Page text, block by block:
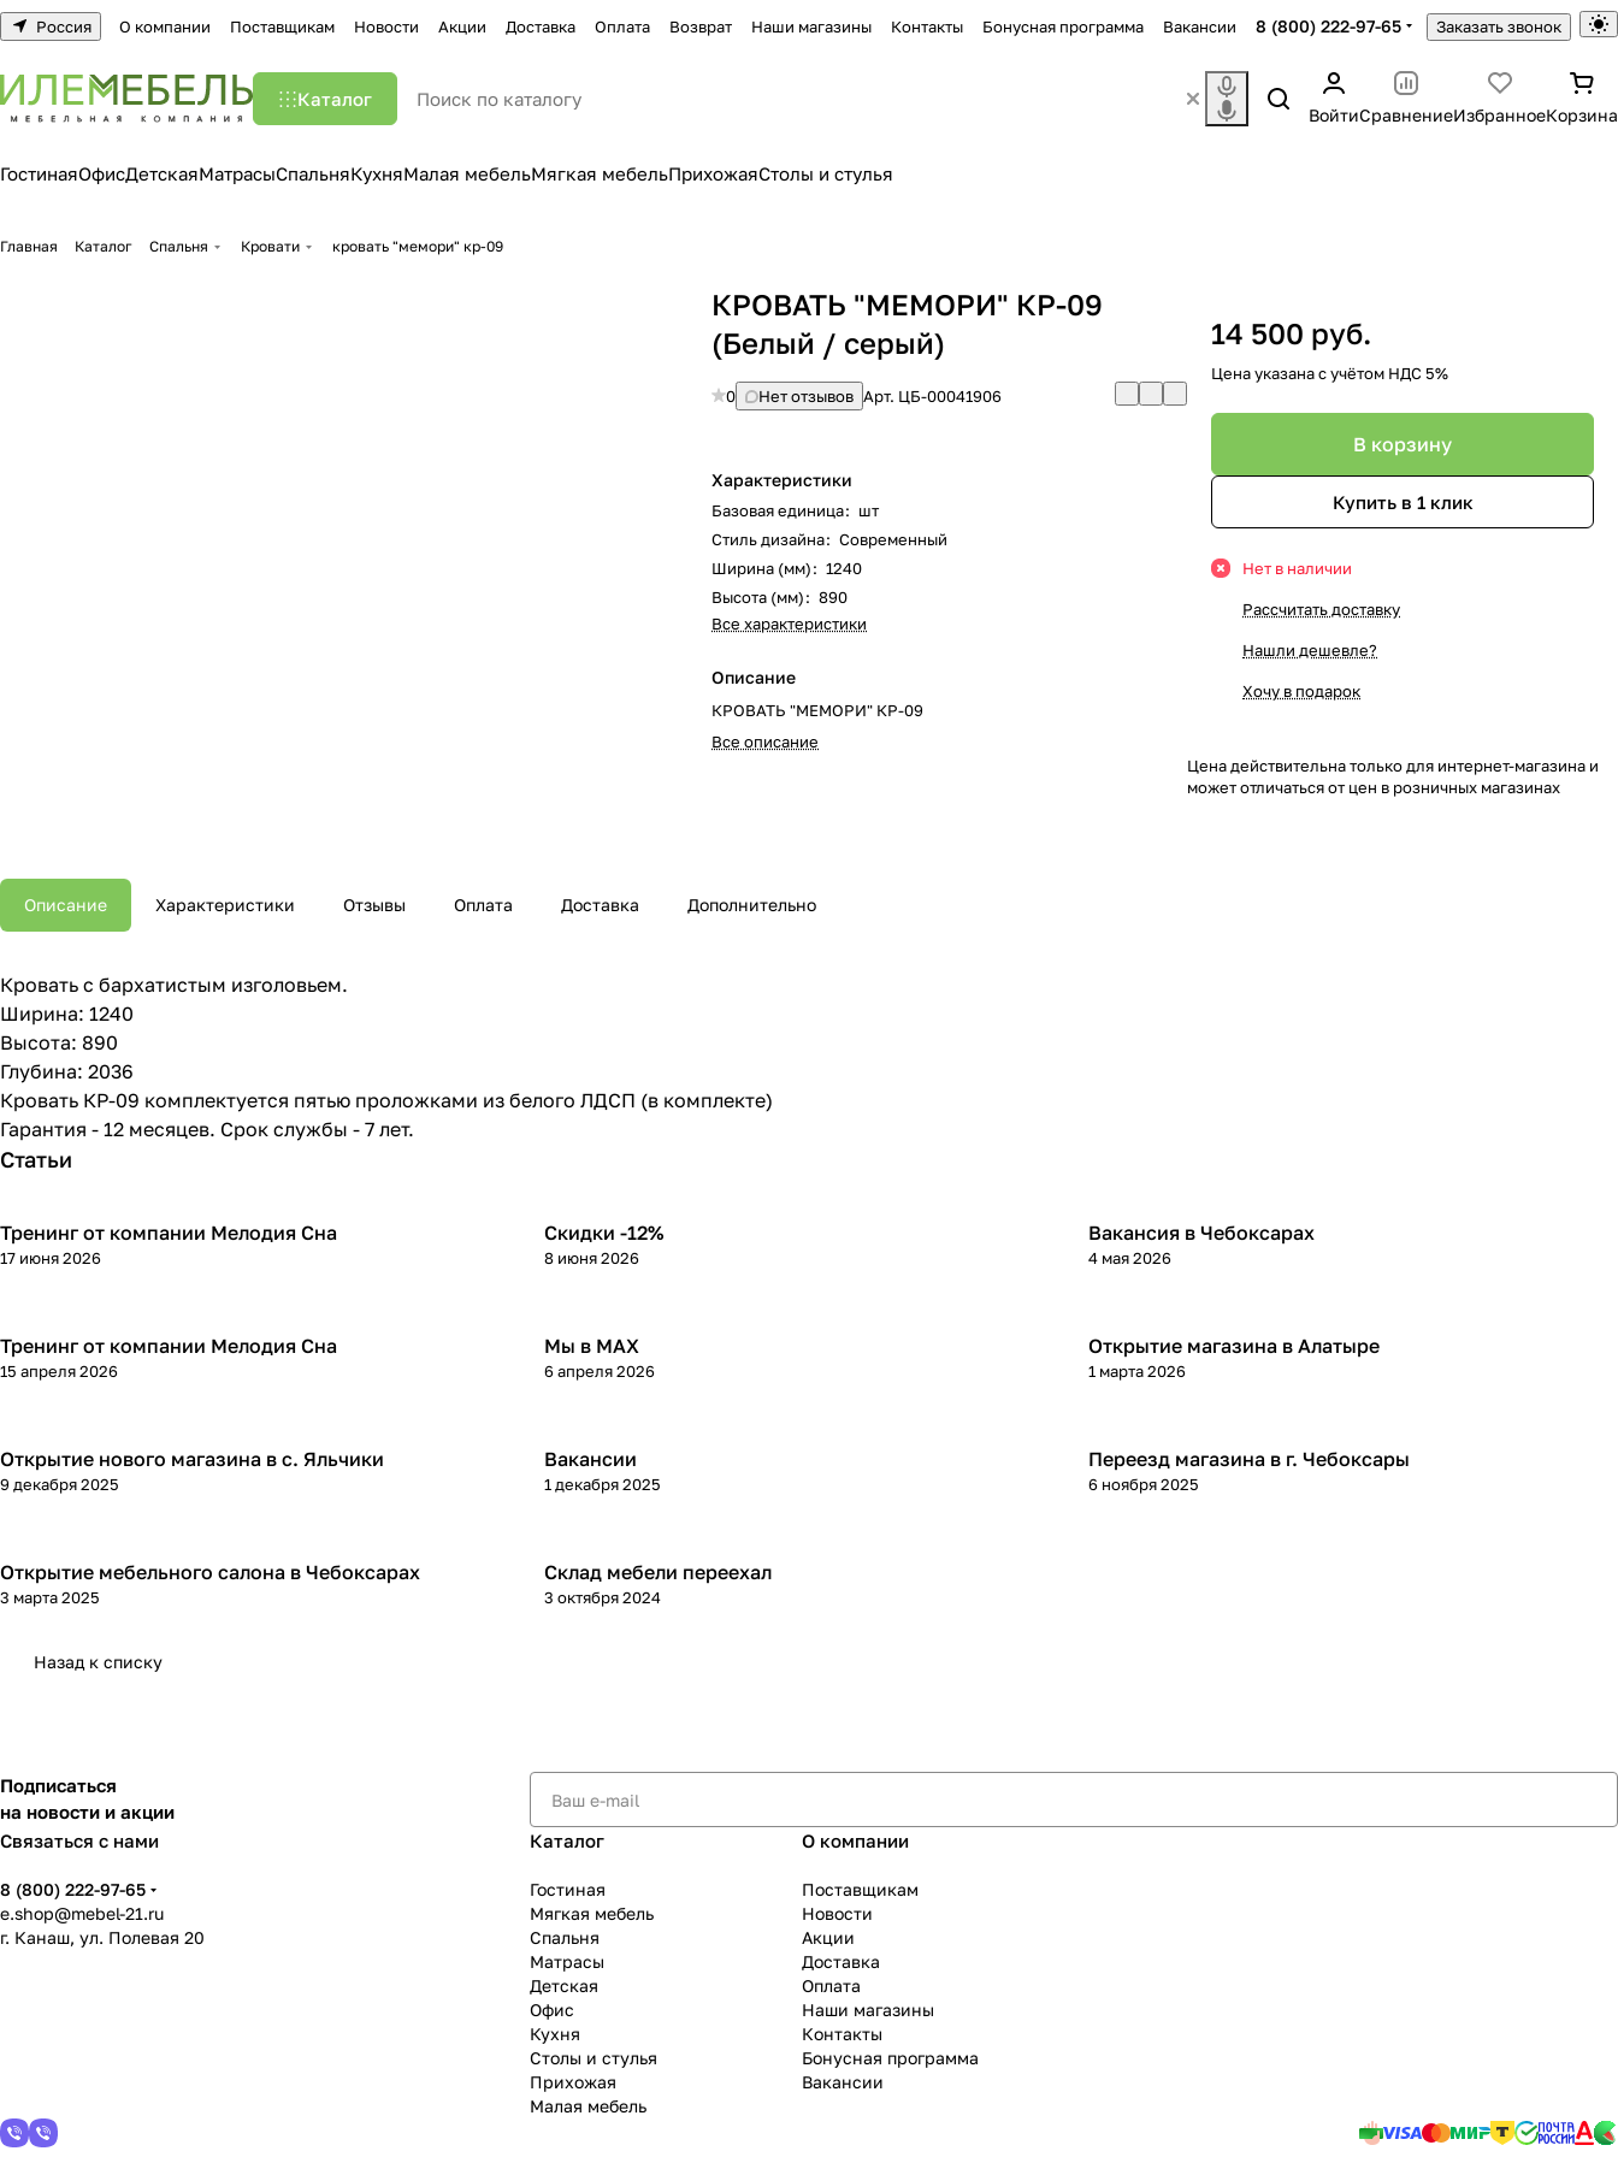
Россия О компании Поставщикам Новости Акции Доставка Оплата Возврат Наши магазины Контакты Бонусная программа Вакансии 8 (800) 222-97-65 Заказать звонок
Каталог
ВойтиСравнениеИзбранноеКорзина
ГостинаяОфисДетскаяМатрасыСпальняКухняМалая мебельМягкая мебельПрихожаяСтолы и стулья
Главная Каталог Спальня Кровати кровать "мемори" кр-09
КРОВАТЬ "МЕМОРИ" КР-09
(Белый / серый)
0 Нет отзывов Арт. ЦБ-00041906
Характеристики
Базовая единица: шт
Стиль дизайна: Современный
Ширина (мм): 1240
Высота (мм): 890
Все характеристики
Описание
КРОВАТЬ "МЕМОРИ" КР-09
Все описание
14 500 руб.
Цена указана с учётом НДС 5%
В корзину
Купить в 1 клик
Нет в наличии
Рассчитать доставку
Нашли дешевле?
Хочу в подарок
Цена действительна только для интернет-магазина и
может отличаться от цен в розничных магазинах
Описание Характеристики Отзывы Оплата Доставка Дополнительно
Кровать с бархатистым изголовьем.
Ширина: 1240
Высота: 890
Глубина: 2036
Кровать КР-09 комплектуется пятью проложками из белого ЛДСП (в комплекте)
Гарантия - 12 месяцев. Срок службы - 7 лет.
Статьи
Тренинг от компании Мелодия Сна
17 июня 2026
Скидки -12%
8 июня 2026
Вакансия в Чебоксарах
4 мая 2026
Тренинг от компании Мелодия Сна
15 апреля 2026
Мы в МАХ
6 апреля 2026
Открытие магазина в Алатыре
1 марта 2026
Открытие нового магазина в с. Яльчики
9 декабря 2025
Вакансии
1 декабря 2025
Переезд магазина в г. Чебоксары
6 ноября 2025
Открытие мебельного салона в Чебоксарах
3 марта 2025
Склад мебели переехал
3 октября 2024
Назад к списку
Подписаться
на новости и акции
Связаться с нами
8 (800) 222-97-65
e.shop@mebel-21.ru
г. Канаш, ул. Полевая 20
Каталог
Гостиная
Мягкая мебель
Спальня
Матрасы
Детская
Офис
Кухня
Столы и стулья
Прихожая
Малая мебель
О компании
Поставщикам
Новости
Акции
Доставка
Оплата
Наши магазины
Контакты
Бонусная программа
Вакансии